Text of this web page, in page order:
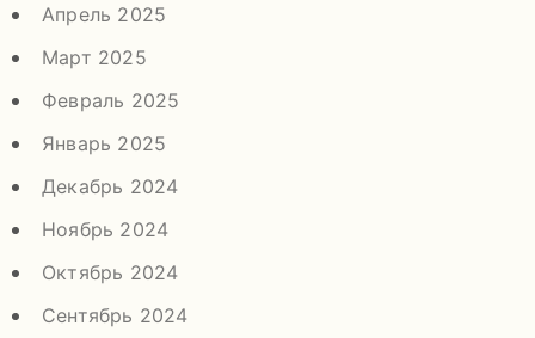
Апрель 2025
Март 2025
Февраль 2025
Январь 2025
Декабрь 2024
Ноябрь 2024
Октябрь 2024
Сентябрь 2024